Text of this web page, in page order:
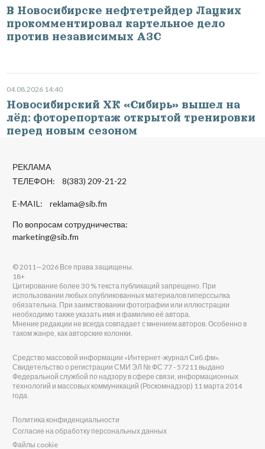
В Новосибирске нефтетрейдер Лацких
прокомментировал картельное дело
против независимых АЗС
04.08.2026 14:40
Новосибирский ХК «Сибирь» вышел на
лёд: фоторепортаж открытой тренировки
перед новым сезоном
РЕКЛАМА
ТЕЛЕФОН: 8(383) 209-21-22
E-MAIL: reklama@sib.fm
По вопросам сотрудничества:
marketing@sib.fm
© 2011—2026 Все права защищены.
18+
Цитирование более 30 % текста публикаций запрещено. При
использовании любых опубликованных материалов гиперссылка
обязательна. При заимствовании фотографии или иллюстрации
необходимо также указать имя и фамилию её автора.
Мнение редакции не всегда совпадает с мнением авторов. Особенно в
таком жанре, как авторские колонки.
Средство массовой информации «Интернет-журнал Сиб.фм».
Свидетельство о регистрации СМИ ЭЛ № ФС 77 - 57211 выдано
Федеральной службой по надзору в сфере связи, информационных
технологий и массовых коммуникаций (Роскомнадзор) 11 марта 2014
года.
Политика конфиденциальности
Согласие на обработку персональных данных
Файлы cookie